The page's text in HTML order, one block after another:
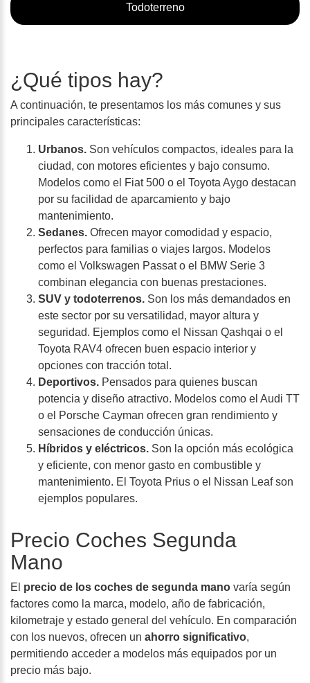
Todoterreno
¿Qué tipos hay?
A continuación, te presentamos los más comunes y sus
principales características:
Urbanos. Son vehículos compactos, ideales para la
ciudad, con motores eficientes y bajo consumo.
Modelos como el Fiat 500 o el Toyota Aygo destacan
por su facilidad de aparcamiento y bajo
mantenimiento.
Sedanes. Ofrecen mayor comodidad y espacio,
perfectos para familias o viajes largos. Modelos
como el Volkswagen Passat o el BMW Serie 3
combinan elegancia con buenas prestaciones.
SUV y todoterrenos. Son los más demandados en
este sector por su versatilidad, mayor altura y
seguridad. Ejemplos como el Nissan Qashqai o el
Toyota RAV4 ofrecen buen espacio interior y
opciones con tracción total.
Deportivos. Pensados para quienes buscan
potencia y diseño atractivo. Modelos como el Audi TT
o el Porsche Cayman ofrecen gran rendimiento y
sensaciones de conducción únicas.
Híbridos y eléctricos. Son la opción más ecológica
y eficiente, con menor gasto en combustible y
mantenimiento. El Toyota Prius o el Nissan Leaf son
ejemplos populares.
Precio Coches Segunda
Mano
El precio de los coches de segunda mano varía según
factores como la marca, modelo, año de fabricación,
kilometraje y estado general del vehículo. En comparación
con los nuevos, ofrecen un ahorro significativo,
permitiendo acceder a modelos más equipados por un
precio más bajo.